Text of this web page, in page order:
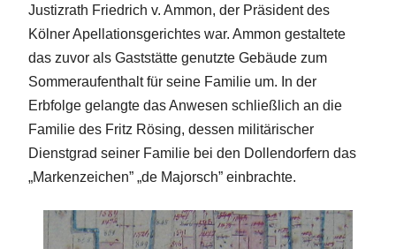
Justizrath Friedrich v. Ammon, der Präsident des
Kölner Apellationsgerichtes war. Ammon gestaltete
das zuvor als Gaststätte genutzte Gebäude zum
Sommeraufenthalt für seine Familie um. In der
Erbfolge gelangte das Anwesen schließlich an die
Familie des Fritz Rösing, dessen militärischer
Dienstgrad seiner Familie bei den Dollendorfern das
„Markenzeichen” „de Majorsch” einbrachte.